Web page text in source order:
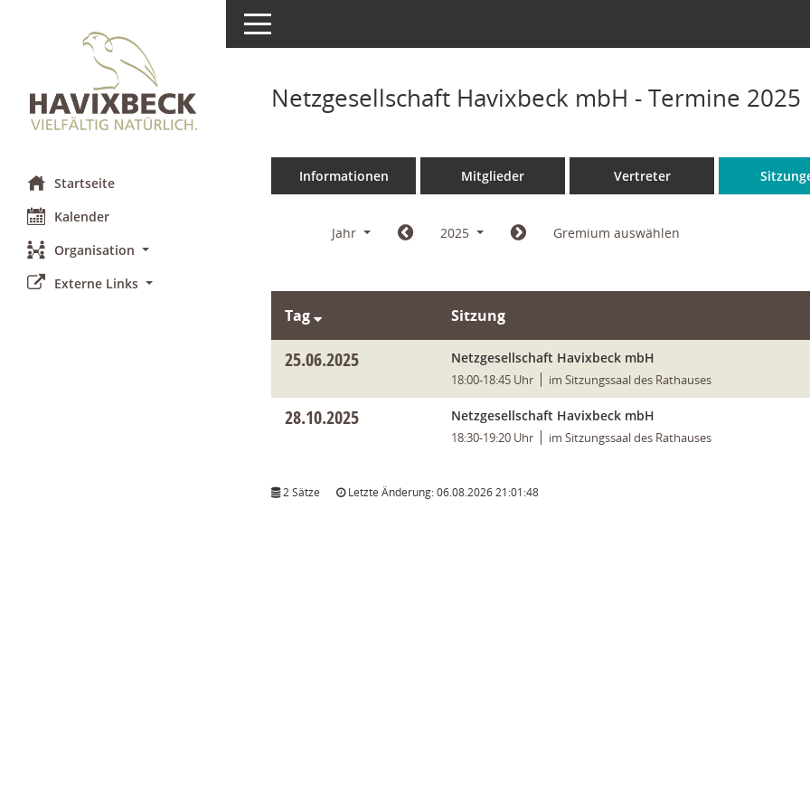
Startseite
Kalender
Organisation
Externe Links
Toggle navigation
Netzgesellschaft Havixbeck mbH - Termine 2025
Informationen Mitglieder Vertreter
Jahr 2025 Gremium auswählen
Tag Sitzung
25.06.2025 Netzgesellschaft Havixbeck mbH
18:00-18:45 Uhr im Sitzungssaal des Rathauses
28.10.2025 Netzgesellschaft Havixbeck mbH
18:30-19:20 Uhr im Sitzungssaal des Rathauses
2 Sätze Letzte Änderung: 06.08.2026 21:01:48